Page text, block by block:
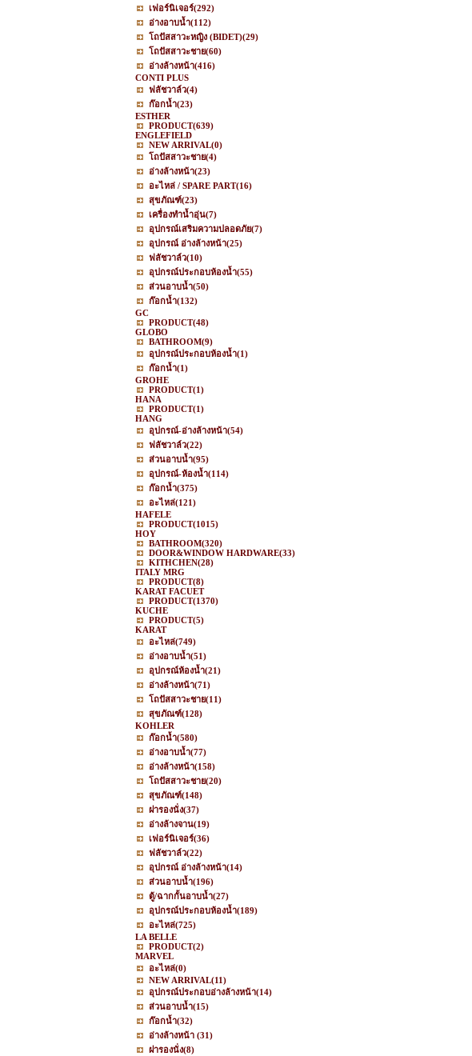
เฟอร์นิเจอร์(292)
อ่างอาบน้ำ(112)
โถปัสสาวะหญิง (BIDET)(29)
โถปัสสาวะชาย(60)
อ่างล้างหน้า(416)
CONTI PLUS
ฟลัชวาล์ว(4)
ก๊อกน้ำ(23)
ESTHER
PRODUCT(639)
ENGLEFIELD
NEW ARRIVAL(0)
โถปัสสาวะชาย(4)
อ่างล้างหน้า(23)
อะไหล่ / SPARE PART(16)
สุขภัณฑ์(23)
เครื่องทำน้ำอุ่น(7)
อุปกรณ์เสริมความปลอดภัย(7)
อุปกรณ์ อ่างล้างหน้า(25)
ฟลัชวาล์ว(10)
อุปกรณ์ประกอบห้องน้ำ(55)
ส่วนอาบน้ำ(50)
ก๊อกน้ำ(132)
GC
PRODUCT(48)
GLOBO
BATHROOM(9)
อุปกรณ์ประกอบห้องน้ำ(1)
ก๊อกน้ำ(1)
GROHE
PRODUCT(1)
HANA
PRODUCT(1)
HANG
อุปกรณ์-อ่างล้างหน้า(54)
ฟลัชวาล์ว(22)
ส่วนอาบน้ำ(95)
อุปกรณ์-ห้องน้ำ(114)
ก๊อกน้ำ(375)
อะไหล่(121)
HAFELE
PRODUCT(1015)
HOY
BATHROOM(320)
DOOR&WINDOW HARDWARE(33)
KITHCHEN(28)
ITALY MRG
PRODUCT(8)
KARAT FACUET
PRODUCT(1370)
KUCHE
PRODUCT(5)
KARAT
อะไหล่(749)
อ่างอาบน้ำ(51)
อุปกรณ์ห้องน้ำ(21)
อ่างล้างหน้า(71)
โถปัสสาวะชาย(11)
สุขภัณฑ์(128)
KOHLER
ก๊อกน้ำ(580)
อ่างอาบน้ำ(77)
อ่างล้างหน้า(158)
โถปัสสาวะชาย(20)
สุขภัณฑ์(148)
ฝารองนั่ง(37)
อ่างล้างจาน(19)
เฟอร์นิเจอร์(36)
ฟลัชวาล์ว(22)
อุปกรณ์ อ่างล้างหน้า(14)
ส่วนอาบน้ำ(196)
ตู้/ฉากกั้นอาบน้ำ(27)
อุปกรณ์ประกอบห้องน้ำ(189)
อะไหล่(725)
LA BELLE
PRODUCT(2)
MARVEL
อะไหล่(0)
NEW ARRIVAL(11)
อุปกรณ์ประกอบอ่างล้างหน้า(14)
ส่วนอาบน้ำ(15)
ก๊อกน้ำ(32)
อ่างล้างหน้า (31)
ฝารองนั่ง(8)